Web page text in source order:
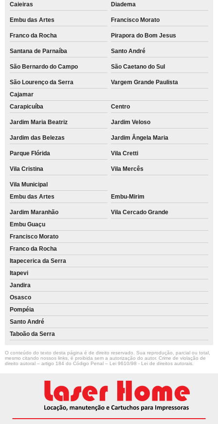
Caieiras
Diadema
Embu das Artes Francisco Morato
Franco da Rocha Pirapora do Bom Jesus
Santana de Parnaíba Santo André
São Bernardo do Campo São Caetano do Sul
São Lourenço da Serra
Vargem Grande Paulista
Cajamar
Carapicuíba
Centro
Jardim Maria Beatriz Jardim Veloso
Jardim das Belezas Jardim Ângela Maria
Parque Flórida Vila Cretti
Vila Cristina Vila Mercês
Vila Municipal
Embu das Artes
Embu-Mirim
Jardim Maranhão
Vila Cercado Grande
Embu Guaçu
Francisco Morato
Franco da Rocha
Itapecerica da Serra
Itapevi
Jandira
Osasco
Pompéia
Santo André
Taboão da Serra
O conteúdo do texto desta página é de direito reservado. Sua reprodução, parcial ou total,
mesmo citando nossos links, é proibida sem a autorização do autor. Crime de violação de
direito autoral – artigo 184 do Código Penal – Lei 9610/98 - Lei de direitos autorais